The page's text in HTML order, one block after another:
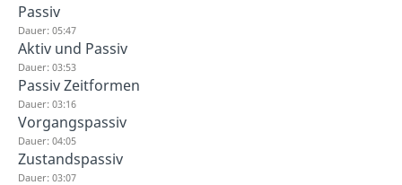
Passiv
Dauer: 05:47
Aktiv und Passiv
Dauer: 03:53
Passiv Zeitformen
Dauer: 03:16
Vorgangspassiv
Dauer: 04:05
Zustandspassiv
Dauer: 03:07